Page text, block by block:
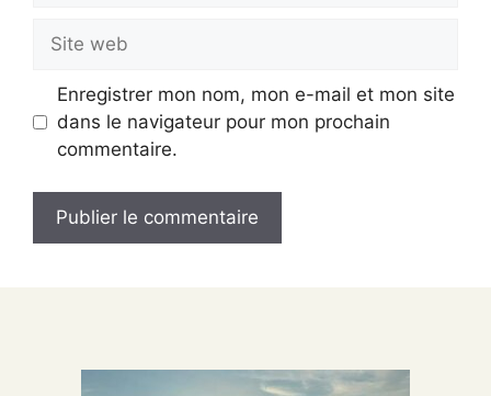
Site
web
Enregistrer mon nom, mon e-mail et mon site
dans le navigateur pour mon prochain
commentaire.